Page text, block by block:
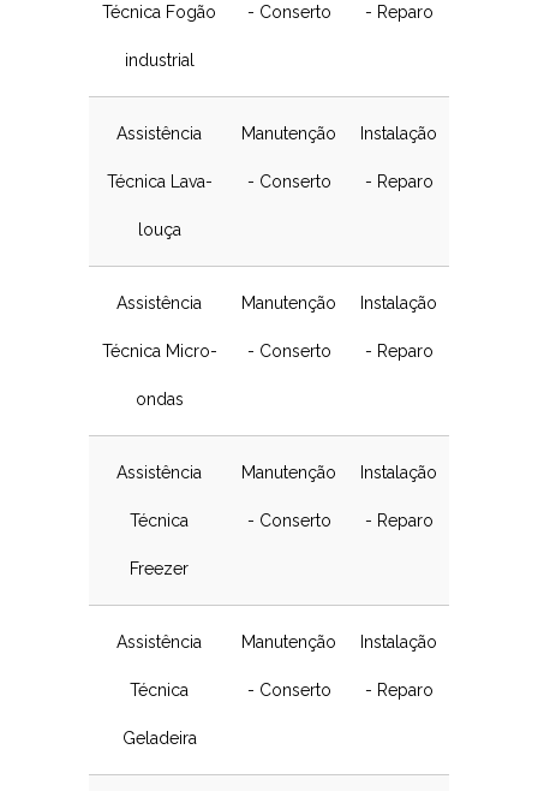
Técnica Fogão
industrial
- Conserto - Reparo
Assistência
Técnica Lava-
louça
Manutenção
- Conserto
Instalação
- Reparo
Assistência
Técnica Micro-
ondas
Manutenção
- Conserto
Instalação
- Reparo
Assistência
Técnica
Freezer
Manutenção
- Conserto
Instalação
- Reparo
Assistência
Técnica
Geladeira
Manutenção
- Conserto
Instalação
- Reparo